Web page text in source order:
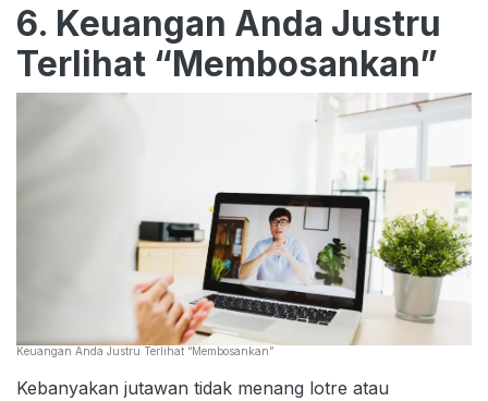
6. Keuangan Anda Justru
Terlihat “Membosankan”
Keuangan Anda Justru Terlihat “Membosankan”
Kebanyakan jutawan tidak menang lotre atau